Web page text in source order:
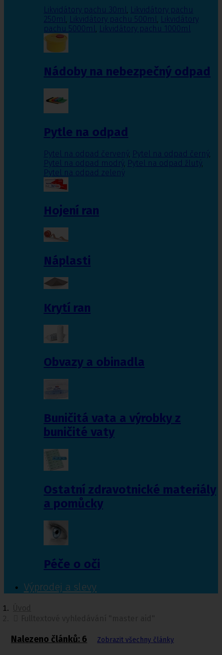
Likvidátory pachu 30ml, Likvidátory pachu
250ml, Likvidátory pachu 500ml, Likvidátory
pachu 5000ml, Likvidátory pachu 1000ml
Nádoby na nebezpečný odpad
Pytle na odpad
Pytel na odpad červený, Pytel na odpad černý,
Pytel na odpad modrý, Pytel na odpad žlutý,
Pytel na odpad zelený
Hojení ran
Náplasti
Krytí ran
Obvazy a obinadla
Buničitá vata a výrobky z
buničité vaty
Ostatní zdravotnické materiály
a pomůcky
Péče o oči
Výprodej a slevy
Nalezeno článků: 6 Zobrazit všechny články